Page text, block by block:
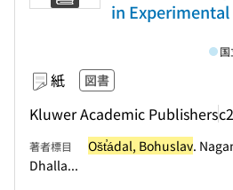
in
紙 図書
Kluwer Academic Publishers
著者標目 Ošt̕ádal, Bohuslav.
Dhalla...